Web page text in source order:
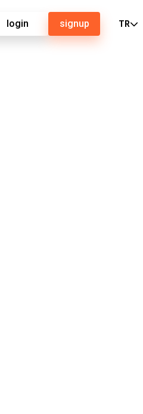
login signup TR